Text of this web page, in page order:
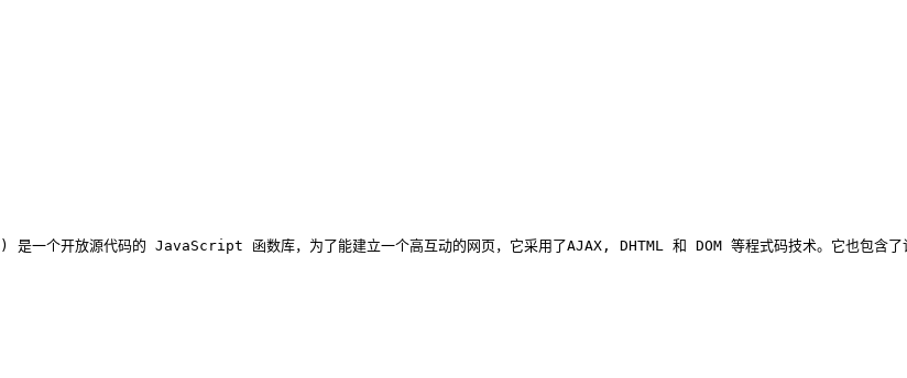
一个开放源代码的 JavaScript 函数库，为了能建立一个高互动的网页，它采用了AJAX, DHTML 和 DOM 等程